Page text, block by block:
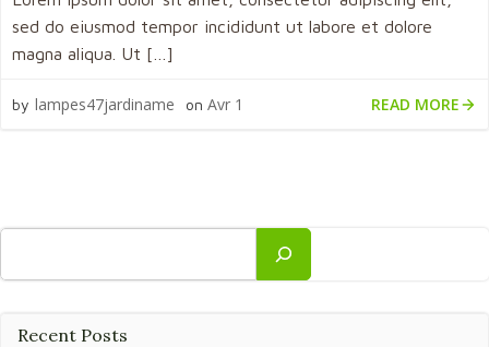
sed do eiusmod tempor incididunt ut labore et dolore
magna aliqua. Ut […]
by lampes47jardiname on Avr 1 READ MORE
Recent Posts